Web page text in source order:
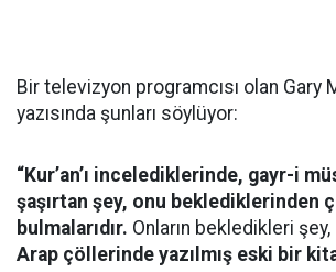
Bir televizyon programcısı olan Gary
yazısında şunları söylüyor:
“Kur’an’ı incelediklerinde, gayr-i
şaşırtan şey, onu beklediklerinden
bulmalarıdır. Onların bekledikleri şey,
Arap çöllerinde yazılmış eski bir